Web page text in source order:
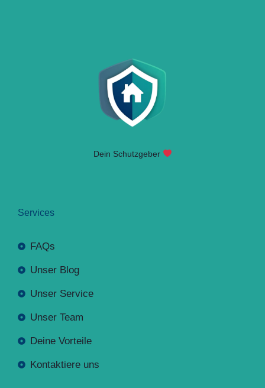
Dein Schutzgeber
Services
FAQs
Unser Blog
Unser Service
Unser Team
Deine Vorteile
Kontaktiere uns